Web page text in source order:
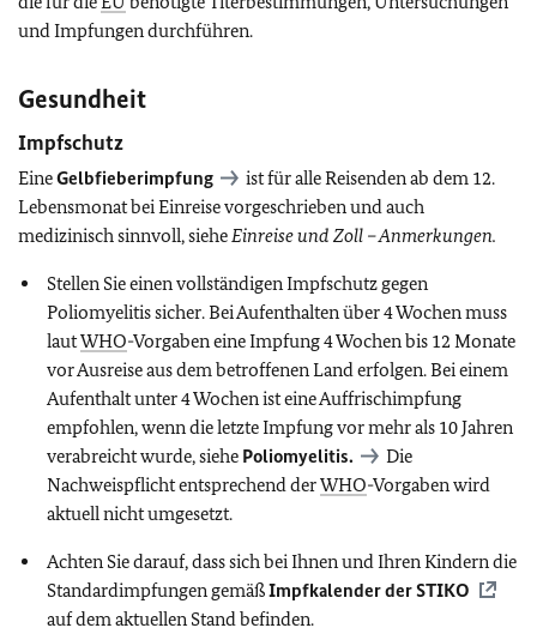
und Impfungen durchführen.
Gesundheit
Impfschutz
EineGelbfieberimpfung istfür alle Reisenden ab dem 12.
Lebensmonat bei Einreise vorgeschrieben und auch
medizinisch sinnvoll, sieheEinreise und Zoll – Anmerkungen.
Stellen Sie einen vollständigen Impfschutz gegen
Poliomyelitis sicher. Bei Aufenthalten über 4 Wochen muss
lautWHO-Vorgaben eine Impfung 4 Wochen bis 12 Monate
vor Ausreise aus dem betroffenen Land erfolgen. Bei einem
Aufenthalt unter 4 Wochen ist eine Auffrischimpfung
empfohlen, wenn die letzte Impfung vor mehr als 10 Jahren
verabreicht wurde,siehe Poliomyelitis.
Die
Nachweispflicht entsprechend derWHO-Vorgaben wird
aktuell nicht umgesetzt.
Achten Sie darauf, dass sich bei Ihnen und Ihren Kindern die
Standardimpfungen gemäßImpfkalender derSTIKO
auf dem aktuellen Stand befinden.